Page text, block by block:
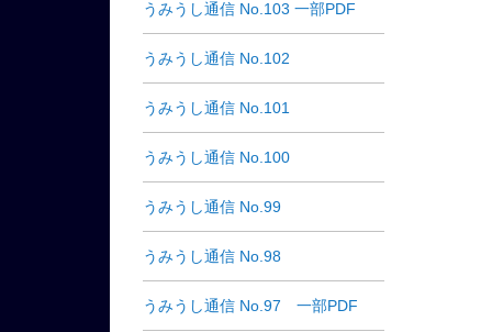
うみうし通信 No.103 一部PDF
うみうし通信 No.102
うみうし通信 No.101
うみうし通信 No.100
うみうし通信 No.99
うみうし通信 No.98
うみうし通信 No.97 一部PDF